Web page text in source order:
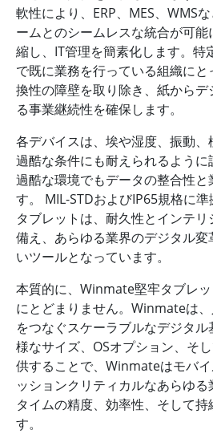
軟性により、ERP、MES、WMS
ームとのシームレスな統合が可
縮し、IT管理を簡素化します。特
で既に業務を行っている組織に
換性の障壁を取り除き、紙から
る事業継続性を確保します。
各デバイスは、埃や湿度、振動、
過酷な条件にも耐えられるよう
過酷な環境でもデータの整合性と
す。 MIL-STDおよびIP65規格に
タブレットは、耐久性とインテ
備え、あらゆる業界のデジタル
いツールとなっています。
本質的に、Winmate堅牢タブレ
にとどまりません。Winmateは
をつなぐスケーラブルなデジタ
様なサイズ、OSオプション、そ
供することで、Winmateはモバ
ッションクリティカルなあらゆ
タイムの精度、効率性、そして持
す。